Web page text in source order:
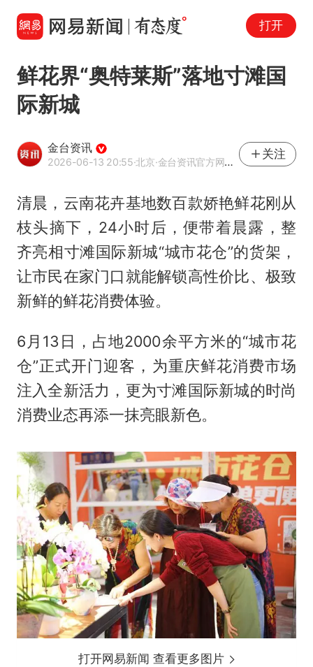
打开
鲜花界“奥特莱斯”落地寸滩国
际新城
金台资讯
2026-06-13 20:55·北京·金台资讯官方网易号
关注
清晨，云南花卉基地数百款娇艳鲜花刚从
枝头摘下，24小时后，便带着晨露，整
齐亮相寸滩国际新城“城市花仓”的货架，
让市民在家门口就能解锁高性价比、极致
新鲜的鲜花消费体验。
6月13日，占地2000余平方米的“城市花
仓”正式开门迎客，为重庆鲜花消费市场
注入全新活力，更为寸滩国际新城的时尚
消费业态再添一抹亮眼新色。
打开网易新闻 查看更多图片